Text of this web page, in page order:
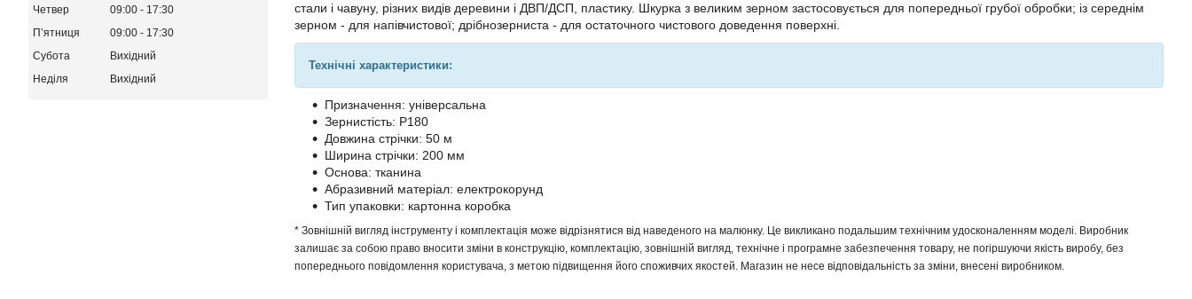
стали і чавуну, різних видів деревини і ДВП/ДСП, пластику. Шкурка з великим зерном застосовується для попередньої грубої обробки; із середнім
зерном - для напівчистової; дрібнозерниста - для остаточного чистового доведення поверхні.
Технічні характеристики:
Призначення: універсальна
Зернистість: P180
Довжина стрічки: 50 м
Ширина стрічки: 200 мм
Основа: тканина
Абразивний матеріал: електрокорунд
Тип упаковки: картонна коробка
* Зовнішній вигляд інструменту і комплектація може відрізнятися від наведеного на малюнку. Це викликано подальшим технічним удосконаленням моделі. Виробник
залишає за собою право вносити зміни в конструкцію, комплектацію, зовнішній вигляд, технічне і програмне забезпечення товару, не погіршуючи якість виробу, без
попереднього повідомлення користувача, з метою підвищення його споживчих якостей. Магазин не несе відповідальність за зміни, внесені виробником.
Четвер
09:00
17:30
Пʼятниця
09:00
17:30
Субота
Вихідний
Неділя
Вихідний